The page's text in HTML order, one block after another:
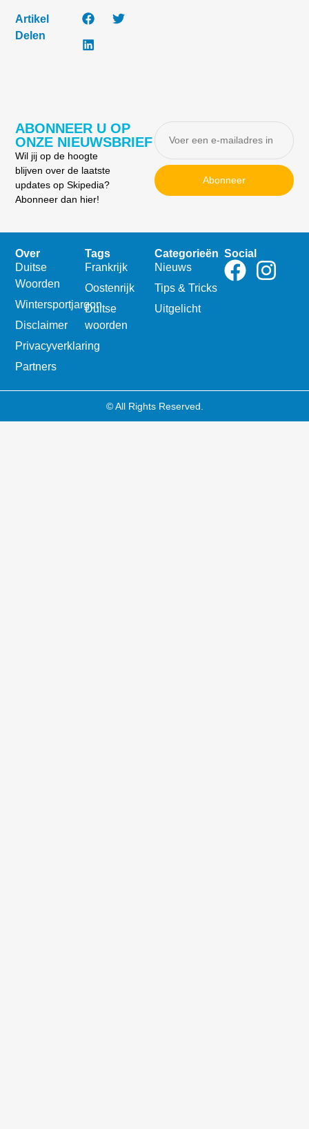
Artikel
Delen
ABONNEER U OP
ONZE NIEUWSBRIEF
Wil jij op de hoogte
blijven over de laatste
updates op Skipedia?
Abonneer dan hier!
Abonneer
Over
Duitse
Woorden
Wintersportjargon
Disclaimer
Privacyverklaring
Partners
Tags
Frankrijk
Oostenrijk
Duitse
woorden
Categorieën
Nieuws
Tips & Tricks
Uitgelicht
Social
© All Rights Reserved.